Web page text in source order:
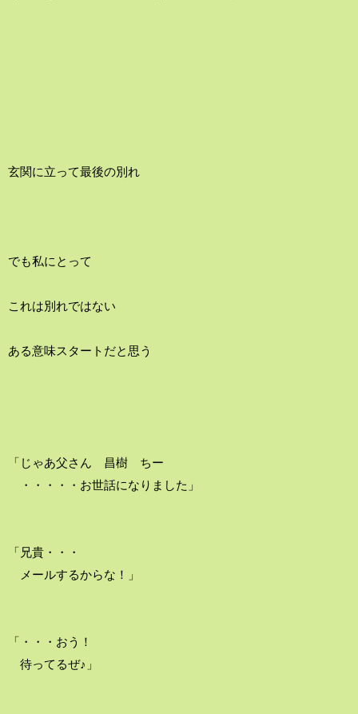
玄関に立って最後の別れ
でも私にとって
これは別れではない
ある意味スタートだと思う
「じゃあ父さん 昌樹 ちー
・・・・・お世話になりました」
「兄貴・・・
メールするからな！」
「・・・おう！
待ってるぜ♪」